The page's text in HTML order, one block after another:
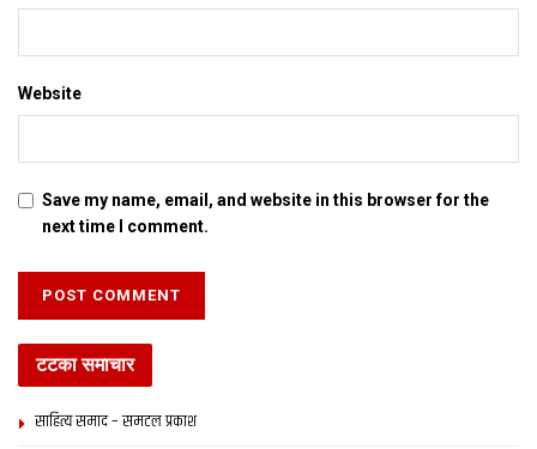
Website
Save my name, email, and website in this browser for the
next time I comment.
टटका समाचार
साहित्य समाद – समटल प्रकाश